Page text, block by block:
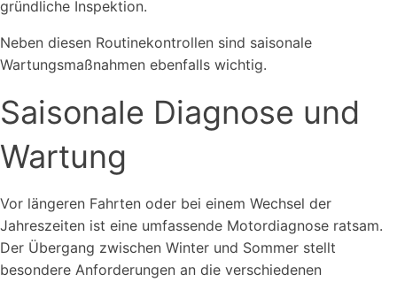
gründliche Inspektion.
Neben diesen Routinekontrollen sind saisonale
Wartungsmaßnahmen ebenfalls wichtig.
Saisonale Diagnose und
Wartung
Vor längeren Fahrten oder bei einem Wechsel der
Jahreszeiten ist eine umfassende Motordiagnose ratsam.
Der Übergang zwischen Winter und Sommer stellt
besondere Anforderungen an die verschiedenen